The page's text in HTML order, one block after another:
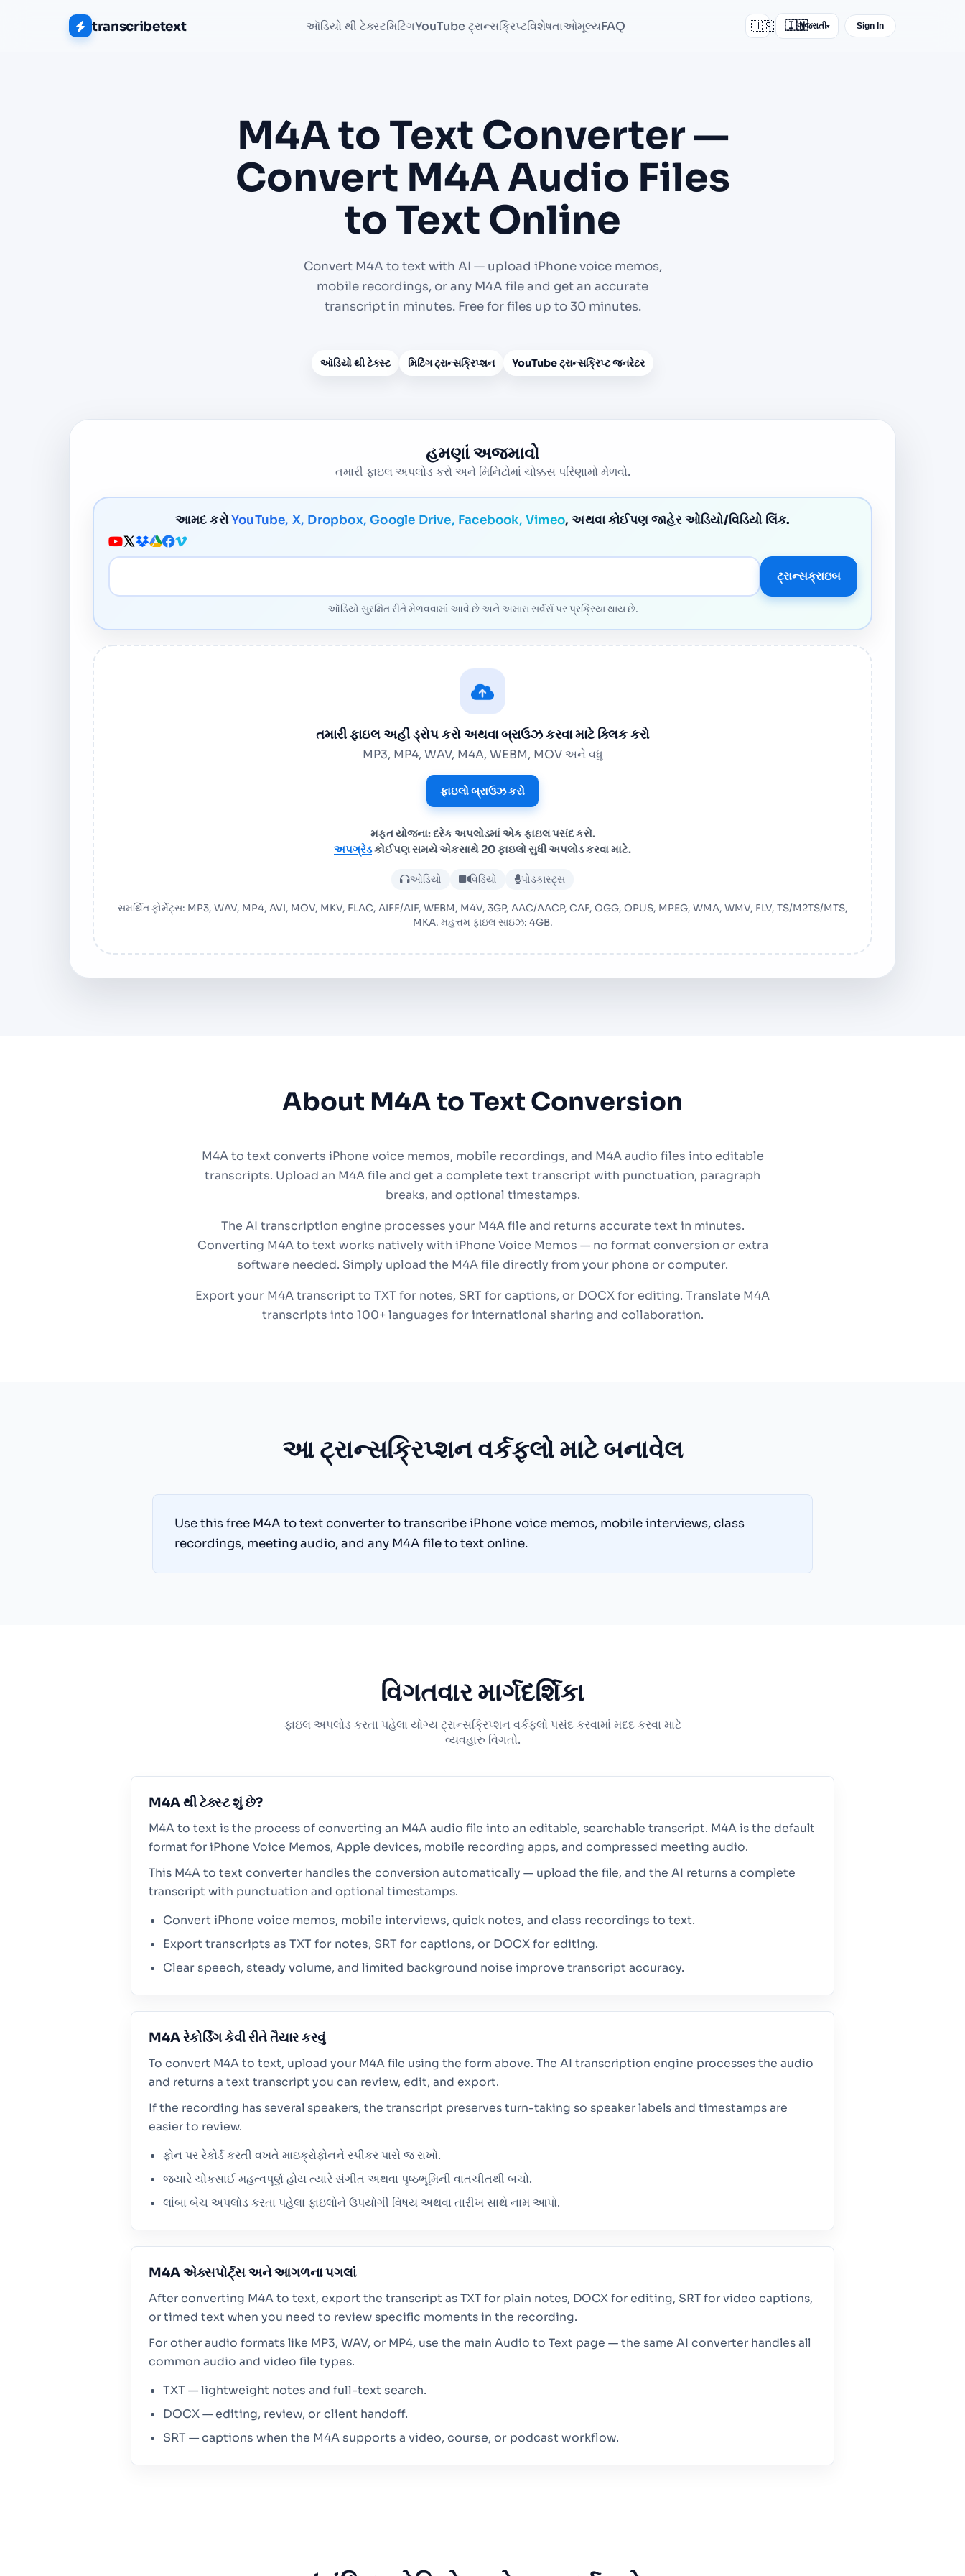
transcribetext ઑડિયો થી ટેક્સ્ટમિટિંગYouTube ટ્રાન્સક્રિપ્ટવિશેષતાઓમૂલ્યFAQ 🇺🇸 🇮🇳ગુજરાતી▾ Sign In
M4A to Text Converter —
Convert M4A Audio Files
to Text Online
Convert M4A to text with AI — upload iPhone voice memos,
mobile recordings, or any M4A file and get an accurate
transcript in minutes. Free for files up to 30 minutes.
ઑડિયો થી ટેક્સ્ટ મિટિંગ ટ્રાન્સક્રિપ્શન YouTube ટ્રાન્સક્રિપ્ટ જનરેટર
હમણાં અજમાવો
તમારી ફાઇલ અપલોડ કરો અને મિનિટોમાં ચોક્કસ પરિણામો મેળવો.
આમદ કરોYouTube, X, Dropbox, Google Drive, Facebook, Vimeo, અથવા કોઈપણ જાહેર ઓડિયો/વિડિયો લિંક.
મીડિયા URL
ટ્રાન્સક્રાઇબ
ઑડિયો સુરક્ષિત રીતે મેળવવામાં આવે છે અને અમારા સર્વર્સ પર પ્રક્રિયા થાય છે.
તમારી ફાઇલ અહીં ડ્રોપ કરો અથવા બ્રાઉઝ કરવા માટે ક્લિક કરો
MP3, MP4, WAV, M4A, WEBM, MOV અને વધુ
ફાઇલો બ્રાઉઝ કરો
મફત યોજના: દરેક અપલોડમાં એક ફાઇલ પસંદ કરો.
અપગ્રેડકોઈપણ સમયે એકસાથે 20 ફાઇલો સુધી અપલોડ કરવા માટે.
ઓડિયો વિડિયો પોડકાસ્ટ્સ
સમર્થિત ફોર્મેટ્સ: MP3, WAV, MP4, AVI, MOV, MKV, FLAC, AIFF/AIF, WEBM, M4V, 3GP, AAC/AACP, CAF, OGG, OPUS, MPEG, WMA, WMV, FLV, TS/M2TS/MTS,
MKA. મહત્તમ ફાઇલ સાઇઝ: 4GB.
About M4A to Text Conversion
M4A to text converts iPhone voice memos, mobile recordings, and M4A audio files into editable
transcripts. Upload an M4A file and get a complete text transcript with punctuation, paragraph
breaks, and optional timestamps.
The AI transcription engine processes your M4A file and returns accurate text in minutes.
Converting M4A to text works natively with iPhone Voice Memos — no format conversion or extra
software needed. Simply upload the M4A file directly from your phone or computer.
Export your M4A transcript to TXT for notes, SRT for captions, or DOCX for editing. Translate M4A
transcripts into 100+ languages for international sharing and collaboration.
આ ટ્રાન્સક્રિપ્શન વર્કફ્લો માટે બનાવેલ
Use this free M4A to text converter to transcribe iPhone voice memos, mobile interviews, class
recordings, meeting audio, and any M4A file to text online.
વિગતવાર માર્ગદર્શિકા
ફાઇલ અપલોડ કરતા પહેલા યોગ્ય ટ્રાન્સક્રિપ્શન વર્કફ્લો પસંદ કરવામાં મદદ કરવા માટે
વ્યવહારુ વિગતો.
M4A થી ટેક્સ્ટ શું છે?
M4A to text is the process of converting an M4A audio file into an editable, searchable transcript. M4A is the default
format for iPhone Voice Memos, Apple devices, mobile recording apps, and compressed meeting audio.
This M4A to text converter handles the conversion automatically — upload the file, and the AI returns a complete
transcript with punctuation and optional timestamps.
Convert iPhone voice memos, mobile interviews, quick notes, and class recordings to text.
Export transcripts as TXT for notes, SRT for captions, or DOCX for editing.
Clear speech, steady volume, and limited background noise improve transcript accuracy.
M4A રેકોર્ડિંગ કેવી રીતે તૈયાર કરવું
To convert M4A to text, upload your M4A file using the form above. The AI transcription engine processes the audio
and returns a text transcript you can review, edit, and export.
If the recording has several speakers, the transcript preserves turn-taking so speaker labels and timestamps are
easier to review.
ફોન પર રેકોર્ડ કરતી વખતે માઇક્રોફોનને સ્પીકર પાસે જ રાખો.
જ્યારે ચોકસાઈ મહત્વપૂર્ણ હોય ત્યારે સંગીત અથવા પૃષ્ઠભૂમિની વાતચીતથી બચો.
લાંબા બેચ અપલોડ કરતા પહેલા ફાઇલોને ઉપયોગી વિષય અથવા તારીખ સાથે નામ આપો.
M4A એક્સપોર્ટ્સ અને આગળના પગલાં
After converting M4A to text, export the transcript as TXT for plain notes, DOCX for editing, SRT for video captions,
or timed text when you need to review specific moments in the recording.
For other audio formats like MP3, WAV, or MP4, use the main Audio to Text page — the same AI converter handles all
common audio and video file types.
TXT — lightweight notes and full-text search.
DOCX — editing, review, or client handoff.
SRT — captions when the M4A supports a video, course, or podcast workflow.